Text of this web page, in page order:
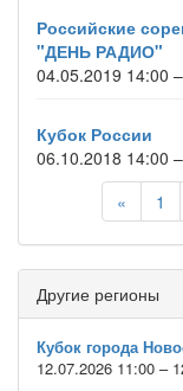
Российские
"ДЕНЬ РАДИО"
04.05.2019 14:00
Кубок России
06.10.2018 14:00
«
1
Другие регионы
Кубок города
12.07.2026 11:00 –